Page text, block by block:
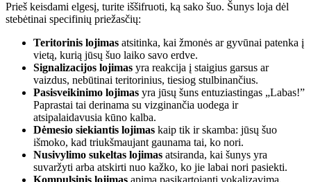
Prieš keisdami elgesį, turite iššifruoti, ką sako šuo. Šunys loja dėl
stebėtinai specifinių priežasčių:
Teritorinis lojimas atsitinka, kai žmonės ar gyvūnai patenka į
vietą, kurią jūsų šuo laiko savo erdve.
Signalizacijos lojimas yra reakcija į staigius garsus ar
vaizdus, ​​nebūtinai teritorinius, tiesiog stulbinančius.
Pasisveikinimo lojimas yra jūsų šuns entuziastingas „Labas!”
Paprastai tai derinama su vizginančia uodega ir
atsipalaidavusia kūno kalba.
Dėmesio siekiantis lojimas kaip tik ir skamba: jūsų šuo
išmoko, kad triukšmaujant gaunama tai, ko nori.
Nusivylimo sukeltas lojimas atsiranda, kai šunys yra
suvaržyti arba atskirti nuo kažko, ko jie labai nori pasiekti.
Kompulsinis lojimas apima pasikartojantį vokalizavimą,